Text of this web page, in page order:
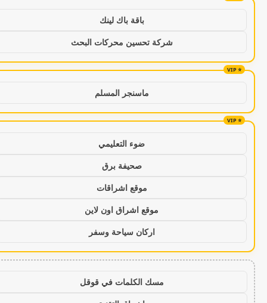
باقة باك لينك
شركة تحسين محركات البحث
ماسنجر المسلم
ضوء التعليمي
صحيفة برق
موقع اشراقات
موقع اشراق اون لاين
اركان سياحة وسفر
مسك الكلمات في قوقل